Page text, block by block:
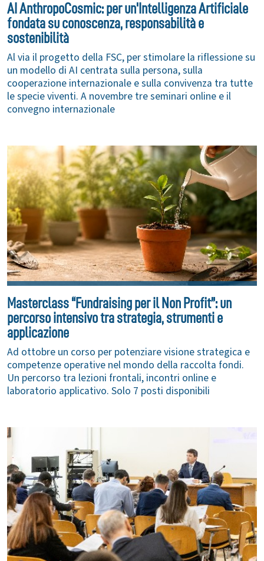
AI AnthropoCosmic: per un'Intelligenza Artificiale
fondata su conoscenza, responsabilità e
sostenibilità
Al via il progetto della FSC, per stimolare la riflessione su
un modello di AI centrata sulla persona, sulla
cooperazione internazionale e sulla convivenza tra tutte
le specie viventi. A novembre tre seminari online e il
convegno internazionale
Masterclass “Fundraising per il Non Profit”: un
percorso intensivo tra strategia, strumenti e
applicazione
Ad ottobre un corso per potenziare visione strategica e
competenze operative nel mondo della raccolta fondi.
Un percorso tra lezioni frontali, incontri online e
laboratorio applicativo. Solo 7 posti disponibili